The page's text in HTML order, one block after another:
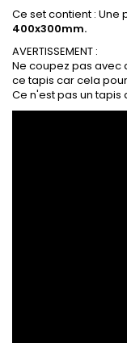
Ce set contient : Une
400x300mm.
AVERTISSEMENT :
Ne coupez pas avec
ce tapis car cela
Ce n'est pas un tapis